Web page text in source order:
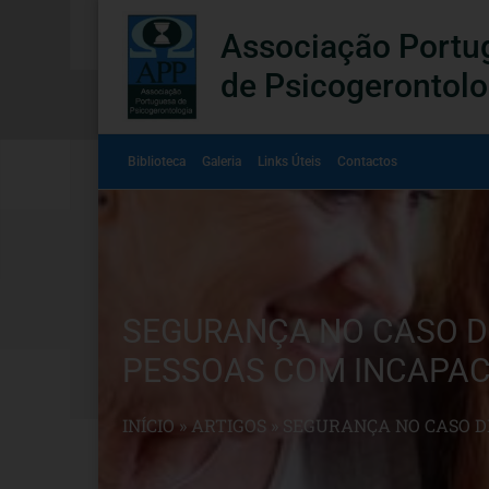
Associação
de
Biblioteca Galeria Links Úteis Contactos
SEGURANÇA NO CASO
PESSOAS COM
INÍCIO » ARTIGOS SEGURANÇA NO CASO